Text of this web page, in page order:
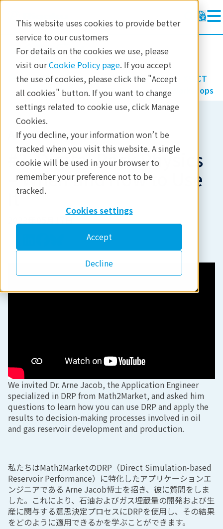
This website uses cookies to provide better
service to our customers
For details on the cookies we use, please
visit ourCookie Policy page. If you accept
the use of cookies, please click the "Accept
all cookies" button. If you want to change
settings related to cookie use, click Manage
Cookies.
If you decline, your information won’t be
tracked when you visit this website. A single
cookie will be used in your browser to
remember your preference not to be
tracked.
Cookies settings
Accept
Decline
マイクロCT
マイクロCT
ラーニング
製品
分析
産業分野
お問合せ
製品 イメージングと非破壊検査
X線CT
ラーニング
X-ray CT Webinars and Workshops
Ask the Expert
#3. Digital Rock Physics
– When and How to Use
It
We invited Dr. Arne Jacob, the Application Engineer
specialized in DRP from Math2Market, and asked him
questions to learn how you can use DRP and apply the
results to decision-making processes involved in oil
and gas reservoir development and production.
私たちはMath2MarketのDRP（Direct Simulation-based
Reservoir Performance）に特化したアプリケーションエ
ンジニアである Arne Jacob博士を招き、彼に質問をしま
した。これにより、石油およびガス埋蔵量の開発および生
産に関与する意思決定プロセスにDRPを使用し、その結果
をどのように適用できるかを学ぶことができます。